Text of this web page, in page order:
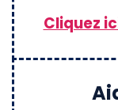
Cliquez